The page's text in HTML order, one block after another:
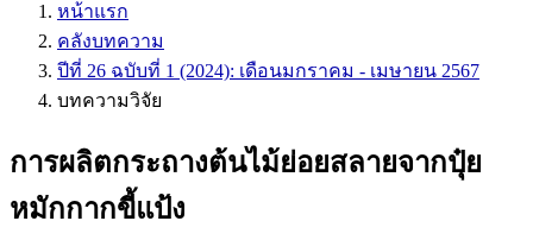
หน้าแรก
คลังบทความ
ปีที่ 26 ฉบับที่ 1 (2024): เดือนมกราคม - เมษายน 2567
บทความวิจัย
การผลิตกระถางต้นไม้ย่อยสลายจากปุ๋ย
หมักกากขี้แป้ง